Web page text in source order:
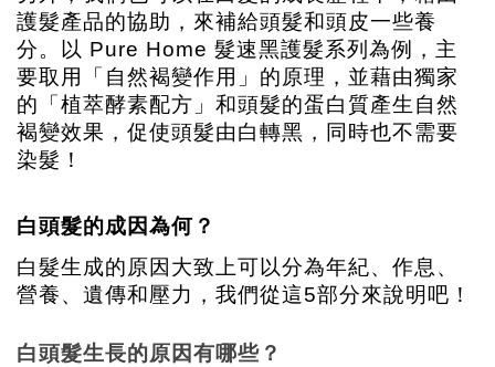
護髮產品的協助，來補給頭髮和頭皮一些養
分。以 Pure Home 髮速黑護髮系列為例，主
要取用「自然褐變作用」的原理，並藉由獨家
的「植萃酵素配方」和頭髮的蛋白質產生自然
褐變效果，促使頭髮由白轉黑，同時也不需要
染髮！
白頭髮的成因為何？
白髮生成的原因大致上可以分為年紀、作息、
營養、遺傳和壓力，我們從這5部分來說明吧！
白頭髮生長的原因有哪些？